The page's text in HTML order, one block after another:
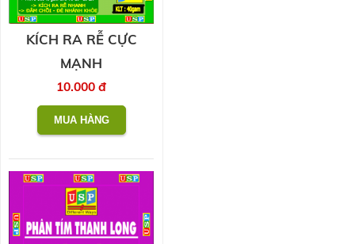
KÍCH RA RỄ CỰC
MẠNH
10.000 đ